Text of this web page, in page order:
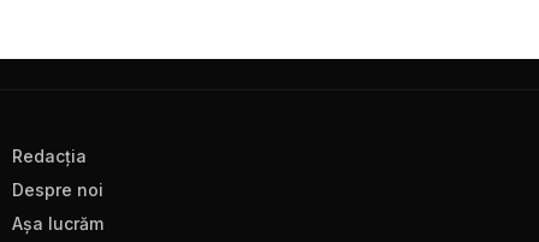
Redacţia
Despre noi
Aşa lucrăm